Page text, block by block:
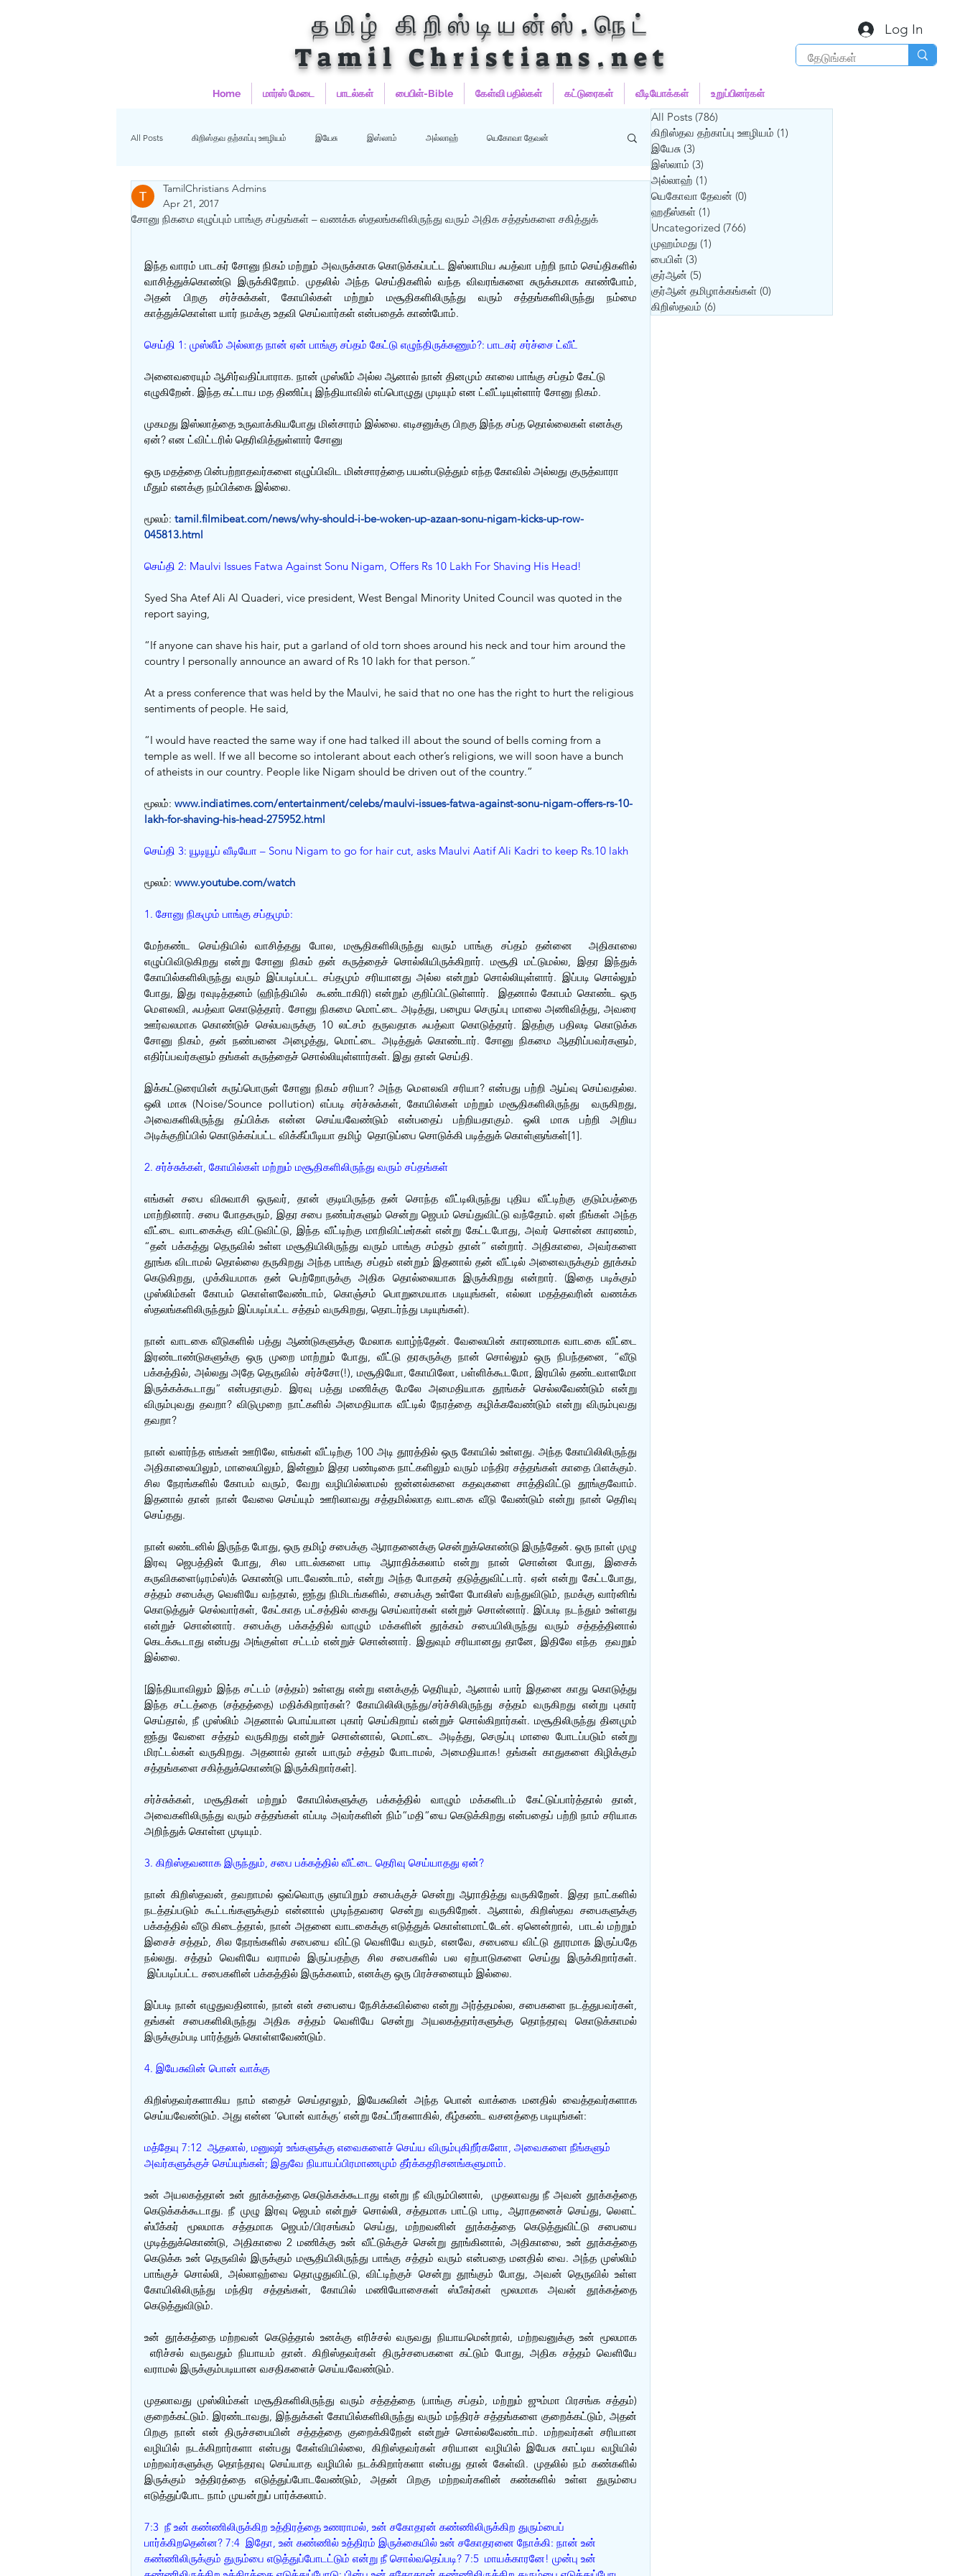
தமிழ் கிறிஸ்டியன்ஸ்.நெட்
Tamil Christians.net
Log In
Home மார்ஸ் மேடை பாடல்கள் பைபிள்-Bible கேள்வி பதில்கள் கட்டுரைகள் வீடியோக்கள் உறுப்பினர்கள்
All Posts கிறிஸ்தவ தற்காப்பு ஊழியம் இயேசு இஸ்லாம் அல்லாஹ் யெகோவா தேவன்
ஹதீஸ்கள் Uncategorized
சோனு நிகமை எழுப்பும் பாங்கு சப்தங்கள் – வணக்க ஸ்தலங்களிலிருந்து வரும் அதிக சத்தங்களை சகித்துக்
TamilChristians Admins
Apr 21, 2017
இந்த வாரம் பாடகர் சோனு நிகம் மற்றும் அவருக்காக கொடுக்கப்பட்ட இஸ்லாமிய ஃபத்வா பற்றி நாம் செய்திகளில்
வாசித்துக்கொண்டு இருக்கிறோம். முதலில் அந்த செய்திகளில் வந்த விவரங்களை சுருக்கமாக காண்போம்,
அதன் பிறகு சர்ச்சுக்கள், கோயில்கள் மற்றும் மசூதிகளிலிருந்து வரும் சத்தங்களிலிருந்து நம்மை
காத்துக்கொள்ள யார் நமக்கு உதவி செய்வார்கள் என்பதைக் காண்போம்.
செய்தி 1: முஸ்லீம் அல்லாத நான் ஏன் பாங்கு சப்தம் கேட்டு எழுந்திருக்கணும்?: பாடகர் சர்ச்சை ட்வீட்
அனைவரையும் ஆசிர்வதிப்பாராக. நான் முஸ்லீம் அல்ல ஆனால் நான் தினமும் காலை பாங்கு சப்தம் கேட்டு
எழுகிறேன். இந்த கட்டாய மத திணிப்பு இந்தியாவில் எப்பொழுது முடியும் என ட்வீட்டியுள்ளார் சோனு நிகம்.
முகமது இஸ்லாத்தை உருவாக்கியபோது மின்சாரம் இல்லை. எடிசனுக்கு பிறகு இந்த சப்த தொல்லைகள் எனக்கு
ஏன்? என ட்விட்டரில் தெரிவித்துள்ளார் சோனு
ஒரு மதத்தை பின்பற்றாதவர்களை எழுப்பிவிட மின்சாரத்தை பயன்படுத்தும் எந்த கோவில் அல்லது குருத்வாரா
மீதும் எனக்கு நம்பிக்கை இல்லை.
மூலம்: tamil.filmibeat.com/news/why-should-i-be-woken-up-azaan-sonu-nigam-kicks-up-row-
045813.html
செய்தி 2: Maulvi Issues Fatwa Against Sonu Nigam, Offers Rs 10 Lakh For Shaving His Head!
Syed Sha Atef Ali Al Quaderi, vice president, West Bengal Minority United Council was quoted in the
report saying,
“If anyone can shave his hair, put a garland of old torn shoes around his neck and tour him around the
country I personally announce an award of Rs 10 lakh for that person.”
At a press conference that was held by the Maulvi, he said that no one has the right to hurt the religious
sentiments of people. He said,
“I would have reacted the same way if one had talked ill about the sound of bells coming from a
temple as well. If we all become so intolerant about each other’s religions, we will soon have a bunch
of atheists in our country. People like Nigam should be driven out of the country.”
மூலம்: www.indiatimes.com/entertainment/celebs/maulvi-issues-fatwa-against-sonu-nigam-offers-rs-10-
lakh-for-shaving-his-head-275952.html
செய்தி 3: யூடியூப் வீடியோ – Sonu Nigam to go for hair cut, asks Maulvi Aatif Ali Kadri to keep Rs.10 lakh
மூலம்: www.youtube.com/watch
1. சோனு நிகமும் பாங்கு சப்தமும்:
மேற்கண்ட செய்தியில் வாசித்தது போல, மசூதிகளிலிருந்து வரும் பாங்கு சப்தம் தன்னை  அதிகாலை
எழுப்பிவிடுகிறது என்று சோனு நிகம் தன் கருத்தைச் சொல்லியிருக்கிறார். மசூதி மட்டுமல்ல, இதர இந்துக்
கோயில்களிலிருந்து வரும் இப்படிப்பட்ட சப்தமும் சரியானது அல்ல என்றும் சொல்லியுள்ளார். இப்படி சொல்லும்
போது, இது ரவுடித்தனம் (ஹிந்தியில்  கூண்டாகிரி) என்றும் குறிப்பிட்டுள்ளார்.  இதனால் கோபம் கொண்ட ஒரு
மௌலவி, ஃபத்வா கொடுத்தார். சோனு நிகமை மொட்டை அடித்து, பழைய செருப்பு மாலை அணிவித்து, அவரை
ஊர்வலமாக கொண்டுச் செல்பவருக்கு 10 லட்சம் தருவதாக ஃபத்வா கொடுத்தார். இதற்கு பதிலடி கொடுக்க
சோனு நிகம், தன் நண்பனை அழைத்து, மொட்டை அடித்துக் கொண்டார். சோனு நிகமை ஆதரிப்பவர்களும்,
எதிர்ப்பவர்களும் தங்கள் கருத்தைச் சொல்லியுள்ளார்கள். இது தான் செய்தி.
இக்கட்டுரையின் கருப்பொருள் சோனு நிகம் சரியா? அந்த மௌலவி சரியா? என்பது பற்றி ஆய்வு செய்வதல்ல.
ஒலி மாசு (Noise/Sounce pollution) எப்படி சர்ச்சுக்கள், கோயில்கள் மற்றும் மசூதிகளிலிருந்து  வருகிறது,
அவைகளிலிருந்து தப்பிக்க என்ன செய்யவேண்டும் என்பதைப் பற்றியதாகும். ஒலி மாசு பற்றி அறிய
அடிக்குறிப்பில் கொடுக்கப்பட்ட விக்கீப்பீடியா தமிழ்  தொடுப்பை சொடுக்கி படித்துக் கொள்ளுங்கள்[1].
2. சர்ச்சுக்கள், கோயில்கள் மற்றும் மசூதிகளிலிருந்து வரும் சப்தங்கள்
எங்கள் சபை விசுவாசி ஒருவர், தான் குடியிருந்த தன் சொந்த வீட்டிலிருந்து புதிய வீட்டிற்கு குடும்பத்தை
மாற்றினார். சபை போதகரும், இதர சபை நண்பர்களும் சென்று ஜெபம் செய்துவிட்டு வந்தோம். ஏன் நீங்கள் அந்த
வீட்டை வாடகைக்கு விட்டுவிட்டு, இந்த வீட்டிற்கு மாறிவிட்டீர்கள் என்று கேட்டபோது, அவர் சொன்ன காரணம்,
“தன் பக்கத்து தெருவில் உள்ள மசூதியிலிருந்து வரும் பாங்கு சம்தம் தான்” என்றார். அதிகாலை, அவர்களை
தூங்க விடாமல் தொல்லை தருகிறது அந்த பாங்கு சப்தம் என்றும் இதனால் தன் வீட்டில் அனைவருக்கும் தூக்கம்
கெடுகிறது, முக்கியமாக தன் பெற்றோருக்கு அதிக தொல்லையாக இருக்கிறது என்றார். (இதை படிக்கும்
முஸ்லிம்கள் கோபம் கொள்ளவேண்டாம், கொஞ்சம் பொறுமையாக படியுங்கள், எல்லா மதத்தவரின் வணக்க
ஸ்தலங்களிலிருந்தும் இப்படிப்பட்ட சத்தம் வருகிறது, தொடர்ந்து படியுங்கள்).
நான் வாடகை வீடுகளில் பத்து ஆண்டுகளுக்கு மேலாக வாழ்ந்தேன். வேலையின் காரணமாக வாடகை வீட்டை
இரண்டாண்டுகளுக்கு ஒரு முறை மாற்றும் போது, வீட்டு தரகருக்கு நான் சொல்லும் ஒரு நிபந்தனை, “வீடு
பக்கத்தில், அல்லது அதே தெருவில்  சர்ச்சோ(!), மசூதியோ, கோயிலோ, பள்ளிக்கூடமோ, இரயில் தண்டவாளமோ
இருக்கக்கூடாது” என்பதாகும். இரவு பத்து மணிக்கு மேலே அமைதியாக தூங்கச் செல்லவேண்டும் என்று
விரும்புவது தவறா? விடுமுறை நாட்களில் அமைதியாக வீட்டில் நேரத்தை கழிக்கவேண்டும் என்று விரும்புவது
தவறா?
நான் வளர்ந்த எங்கள் ஊரிலே, எங்கள் வீட்டிற்கு 100 அடி தூரத்தில் ஒரு கோயில் உள்ளது. அந்த கோயிலிலிருந்து
அதிகாலையிலும், மாலையிலும், இன்னும் இதர பண்டிகை நாட்களிலும் வரும் மந்திர சத்தங்கள் காதை பிளக்கும்.
சில நேரங்களில் கோபம் வரும், வேறு வழியில்லாமல் ஜன்னல்களை கதவுகளை சாத்திவிட்டு தூங்குவோம்.
இதனால் தான் நான் வேலை செய்யும் ஊரிலாவது சத்தமில்லாத வாடகை வீடு வேண்டும் என்று நான் தெரிவு
செய்தது.
நான் லண்டனில் இருந்த போது, ஒரு தமிழ் சபைக்கு ஆராதனைக்கு சென்றுக்கொண்டு இருந்தேன். ஒரு நாள் முழு
இரவு ஜெபத்தின் போது, சில பாடல்களை பாடி ஆராதிக்கலாம் என்று நான் சொன்ன போது, இசைக்
கருவிகளை(டிரம்ஸ்)க் கொண்டு பாடவேண்டாம், என்று அந்த போதகர் தடுத்துவிட்டார். ஏன் என்று கேட்டபோது,
சத்தம் சபைக்கு வெளியே வந்தால், ஐந்து நிமிடங்களில், சபைக்கு உள்ளே போலிஸ் வந்துவிடும், நமக்கு வார்னிங்
கொடுத்துச் செல்வார்கள், கேட்காத பட்சத்தில் கைது செய்வார்கள் என்றுச் சொன்னார். இப்படி நடந்தும் உள்ளது
என்றுச் சொன்னார். சபைக்கு பக்கத்தில் வாழும் மக்களின் தூக்கம் சபையிலிருந்து வரும் சத்தத்தினால்
கெடக்கூடாது என்பது அங்குள்ள சட்டம் என்றுச் சொன்னார். இதுவும் சரியானது தானே, இதிலே எந்த  தவறும்
இல்லை.
[இந்தியாவிலும் இந்த சட்டம் (சத்தம்) உள்ளது என்று எனக்குத் தெரியும், ஆனால் யார் இதனை காது கொடுத்து
இந்த சட்டத்தை (சத்தத்தை) மதிக்கிறார்கள்? கோயிலிலிருந்து/சர்ச்சிலிருந்து சத்தம் வருகிறது என்று புகார்
செய்தால், நீ முஸ்லிம் அதனால் பொய்யான புகார் செய்கிறாய் என்றுச் சொல்கிறார்கள். மசூதிலிருந்து தினமும்
ஐந்து வேளை சத்தம் வருகிறது என்றுச் சொன்னால், மொட்டை அடித்து, செருப்பு மாலை போடப்படும் என்று
மிரட்டல்கள் வருகிறது. அதனால் தான் யாரும் சத்தம் போடாமல், அமைதியாக! தங்கள் காதுகளை கிழிக்கும்
சத்தங்களை சகித்துக்கொண்டு இருக்கிறார்கள்].
சர்ச்சுக்கள், மசூதிகள் மற்றும் கோயில்களுக்கு பக்கத்தில் வாழும் மக்களிடம் கேட்டுப்பார்த்தால் தான்,
அவைகளிலிருந்து வரும் சத்தங்கள் எப்படி அவர்களின் நிம்”மதி”யை கெடுக்கிறது என்பதைப் பற்றி நாம் சரியாக
அறிந்துக் கொள்ள முடியும்.
3. கிறிஸ்தவனாக இருந்தும், சபை பக்கத்தில் வீட்டை தெரிவு செய்யாதது ஏன்?
நான் கிறிஸ்தவன், தவறாமல் ஒவ்வொரு ஞாயிறும் சபைக்குச் சென்று ஆராதித்து வருகிறேன். இதர நாட்களில்
நடத்தப்படும் கூட்டங்களுக்கும் என்னால் முடிந்தவரை சென்று வருகிறேன். ஆனால், கிறிஸ்தவ சபைகளுக்கு
பக்கத்தில் வீடு கிடைத்தால், நான் அதனை வாடகைக்கு எடுத்துக் கொள்ளமாட்டேன். ஏனென்றால்,  பாடல் மற்றும்
இசைச் சத்தம், சில நேரங்களில் சபையை விட்டு வெளியே வரும், எனவே, சபையை விட்டு தூரமாக இருப்பதே
நல்லது. சத்தம் வெளியே வராமல் இருப்பதற்கு சில சபைகளில் பல ஏற்பாடுகளை செய்து இருக்கிறார்கள்.
இப்படிப்பட்ட சபைகளின் பக்கத்தில் இருக்கலாம், எனக்கு ஒரு பிரச்சனையும் இல்லை.
இப்படி நான் எழுதுவதினால், நான் என் சபையை நேசிக்கவில்லை என்று அர்த்தமல்ல, சபைகளை நடத்துபவர்கள்,
தங்கள் சபைகளிலிருந்து அதிக சத்தம் வெளியே சென்று அயலகத்தார்களுக்கு தொந்தரவு கொடுக்காமல்
இருக்கும்படி பார்த்துக் கொள்ளவேண்டும்.
4. இயேசுவின் பொன் வாக்கு
கிறிஸ்தவர்களாகிய நாம் எதைச் செய்தாலும், இயேசுவின் அந்த பொன் வாக்கை மனதில் வைத்தவர்களாக
செய்யவேண்டும். அது என்ன ‘பொன் வாக்கு’ என்று கேட்பீர்களாகில், கீழ்கண்ட வசனத்தை படியுங்கள்:
மத்தேயு 7:12  ஆதலால், மனுஷர் உங்களுக்கு எவைகளைச் செய்ய விரும்புகிறீர்களோ, அவைகளை நீங்களும்
அவர்களுக்குச் செய்யுங்கள்; இதுவே நியாயப்பிரமாணமும் தீர்க்கதரிசனங்களுமாம்.
உன் அயலகத்தான் உன் தூக்கத்தை கெடுக்கக்கூடாது என்று நீ விரும்பினால்,  முதலாவது நீ அவன் தூக்கத்தை
கெடுக்கக்கூடாது. நீ முழு இரவு ஜெபம் என்றுச் சொல்லி, சத்தமாக பாட்டு பாடி, ஆராதனைச் செய்து, லௌட்
ஸ்பீக்கர் மூலமாக சத்தமாக ஜெபம்/பிரசங்கம் செய்து, மற்றவனின் தூக்கத்தை கெடுத்துவிட்டு சபையை
முடித்துக்கொண்டு, அதிகாலை 2 மணிக்கு உன் வீட்டுக்குச் சென்று தூங்கினால், அதிகாலை, உன் தூக்கத்தை
கெடுக்க உன் தெருவில் இருக்கும் மசூதியிலிருந்து பாங்கு சத்தம் வரும் என்பதை மனதில் வை. அந்த முஸ்லிம்
பாங்குச் சொல்லி, அல்லாஹ்வை தொழுதுவிட்டு, விட்டிற்குச் சென்று தூங்கும் போது, அவன் தெருவில் உள்ள
கோயிலிலிருந்து மந்திர சத்தங்கள், கோயில் மணியோசைகள் ஸ்பீகர்கள் மூலமாக அவன் தூக்கத்தை
கெடுத்துவிடும்.
உன் தூக்கத்தை மற்றவன் கெடுத்தால் உனக்கு எரிச்சல் வருவது நியாயமென்றால், மற்றவனுக்கு உன் மூலமாக
எரிச்சல் வருவதும் நியாயம் தான். கிறிஸ்தவர்கள் திருச்சபைகளை கட்டும் போது, அதிக சத்தம் வெளியே
வராமல் இருக்கும்படியான வசதிகளைச் செய்யவேண்டும்.
முதலாவது முஸ்லிம்கள் மசூதிகளிலிருந்து வரும் சத்தத்தை (பாங்கு சப்தம், மற்றும் ஜும்மா பிரசங்க சத்தம்)
குறைக்கட்டும். இரண்டாவது, இந்துக்கள் கோயில்களிலிருந்து வரும் மந்திரச் சத்தங்களை குறைக்கட்டும், அதன்
பிறகு நான் என் திருச்சபையின் சத்தத்தை குறைக்கிறேன் என்றுச் சொல்லவேண்டாம். மற்றவர்கள் சரியான
வழியில் நடக்கிறார்களா என்பது கேள்வியில்லை, கிறிஸ்தவர்கள் சரியான வழியில் இயேசு காட்டிய வழியில்
மற்றவர்களுக்கு தொந்தரவு செய்யாத வழியில் நடக்கிறார்களா என்பது தான் கேள்வி. முதலில் நம் கண்களில்
இருக்கும் உத்திரத்தை எடுத்துப்போடவேண்டும், அதன் பிறகு மற்றவர்களின் கண்களில் உள்ள துரும்பை
எடுத்துப்போட நாம் முயன்றுப் பார்க்கலாம்.
7:3  நீ உன் கண்ணிலிருக்கிற உத்திரத்தை உணராமல், உன் சகோதரன் கண்ணிலிருக்கிற துரும்பைப்
பார்க்கிறதென்ன? 7:4  இதோ, உன் கண்ணில் உத்திரம் இருக்கையில் உன் சகோதரனை நோக்கி: நான் உன்
கண்ணிலிருக்கும் துரும்பை எடுத்துப்போடட்டும் என்று நீ சொல்வதெப்படி? 7:5  மாயக்காரனே! முன்பு உன்
All Posts (786)
கிறிஸ்தவ தற்காப்பு ஊழியம் (1)
இயேசு (3)
இஸ்லாம் (3)
அல்லாஹ் (1)
யெகோவா தேவன் (0)
ஹதீஸ்கள் (1)
Uncategorized (766)
முஹம்மது (1)
பைபிள் (3)
குர்‍ஆன் (5)
குர்‍ஆன் தமிழாக்கங்கள் (0)
கிறிஸ்தவம் (6)